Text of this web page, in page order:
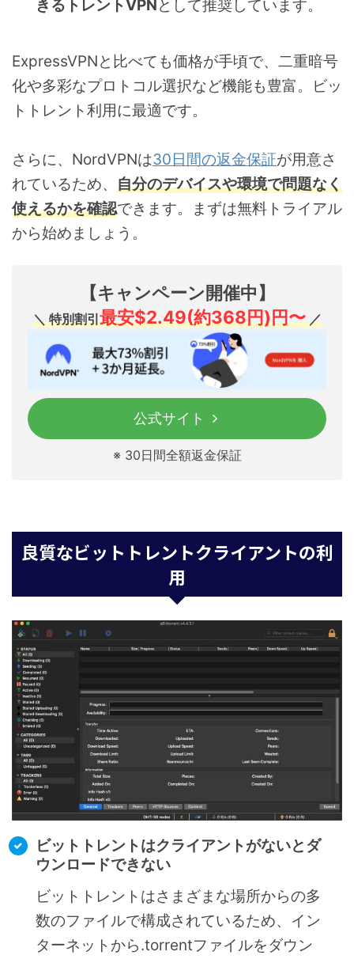
きるトレントVPN として推奨しています。
ExpressVPNと比べても価格が手頃で、二重暗号
化や多彩なプロトコル選択など機能も豊富。ビッ
トトレント利用に最適です。
さらに、NordVPNは30日間の返金保証が用意さ
れているため、 自分のデバイスや環境で問題なく
使えるかを確認できます。まずは無料トライアル
から始めましょう。
【キャンペーン開催中】
＼ 特別割引最安$2.49(約368円)円〜／
公式サイト
※ 30日間全額返金保証
良質なビットトレントクライアントの利
用
ビットトレントはクライアントがないとダ
ウンロードできない
ビットトレントはさまざまな場所からの多
数のファイルで構成されているため、イン
ターネットから.torrentファイルをダウン